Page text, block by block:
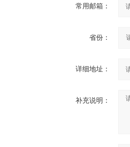
常用邮箱：
省份：
详细地址：
补充说明：